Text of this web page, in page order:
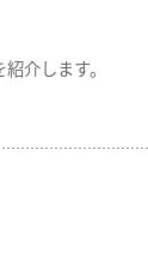
紹介します。